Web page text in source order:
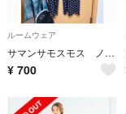
ルームウェア
サマンサモスモス ノベルティー ドット柄ルームパンツ
¥ 700